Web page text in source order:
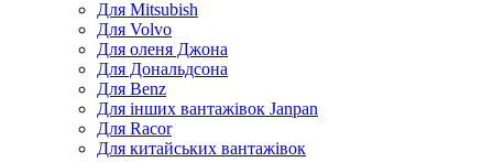
Для Mitsubish
Для Volvo
Для оленя Джона
Для Дональдсона
Для Benz
Для інших вантажівок Janpan
Для Racor
Для китайських вантажівок